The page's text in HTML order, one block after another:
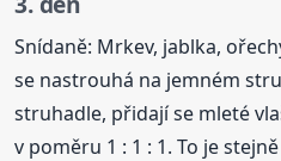
Snídaně: Mrkev, jablka,
se nastrouhá na jemném
struhadle, přidají se mleté
v poměru 1 : 1 : 1. To je